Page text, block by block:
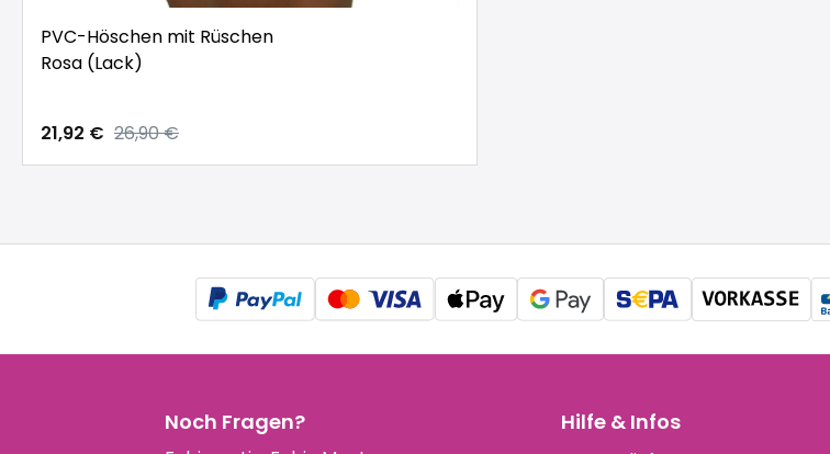
PVC-Höschen mit Rüschen
Rosa (Lack)
21,92 € 26,90 €
Noch Fragen? Hilfe & Infos